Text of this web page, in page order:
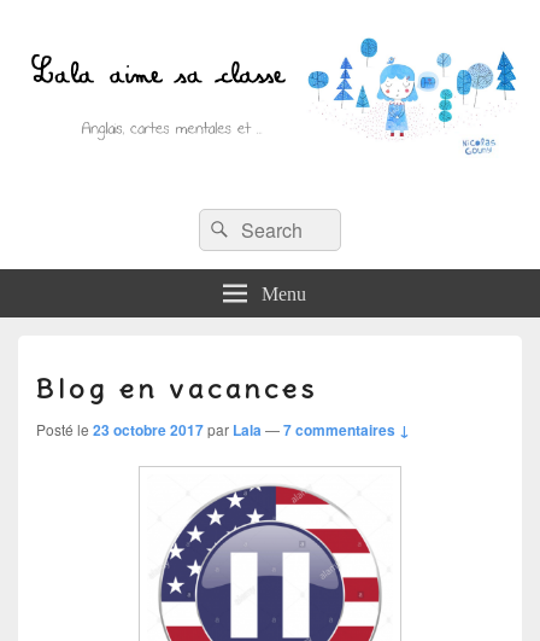
Lala aime sa classe
Anglais, cartes mentales et ….Recherche :
Rechercher
Menu
Blog en vacances
Posté le 23 octobre 2017par Lala—7 commentaires ↓